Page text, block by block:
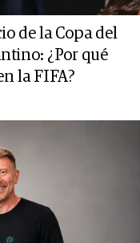
de la Copa del
¿Por qué
la FIFA?